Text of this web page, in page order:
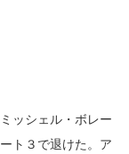
ッシェル・ボレー
ト３で退けた。ア